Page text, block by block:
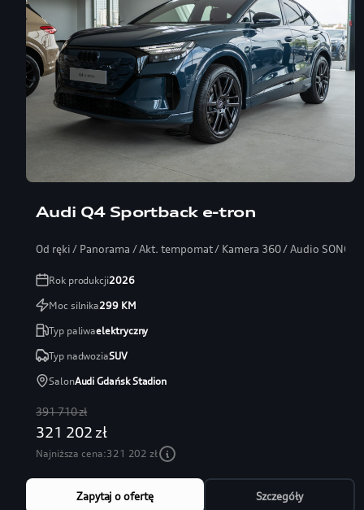
Audi Q4 Sportback e-tron
Od ręki / Panorama / Akt. tempomat / Kamera 360 / Audio SONOS
Rok produkcji2026
Moc silnika299KM
Typ paliwaelektryczny
Typ nadwoziaSUV
SalonAudi Gdańsk Stadion
391 710 zł
321 202 zł
Najniższa cena:321 202 zł
Zapytaj o ofertę Szczegóły